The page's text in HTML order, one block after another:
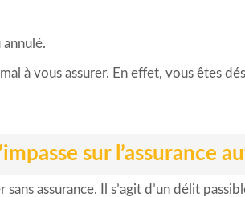
à vous assurer. En effet, vous êtes
sur l’assurance
sans assurance. Il s’agit d’un délit